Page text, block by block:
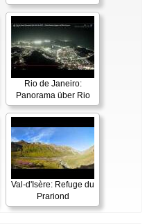
Rio de Janeiro:
Panorama über Rio
Val-d'Isère: Refuge du
Prariond